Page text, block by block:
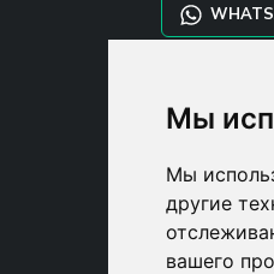
Мы
Мы
другие
вашего